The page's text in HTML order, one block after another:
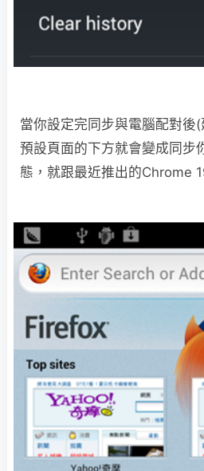
當你設定完同步與電腦配對後(
預設頁面的下方就會變成同步
態，就跟最近推出的Chrome